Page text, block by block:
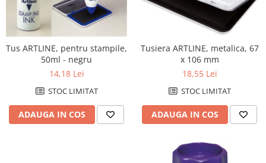
Accesorii protocol
Ambalare
Articole pentru menaj
Becuri si prelungitoare
Benzi adezive speciale
Bureti de vase
Cosuri gunoi pentru birou
Tus ARTLINE, pentru stampile,
50ml - negru
14,18 Lei
STOC LIMITAT
ADAUGA IN COS
Tusiera ARTLINE, metalica, 67
x 106 mm
18,55 Lei
STOC LIMITAT
ADAUGA IN COS